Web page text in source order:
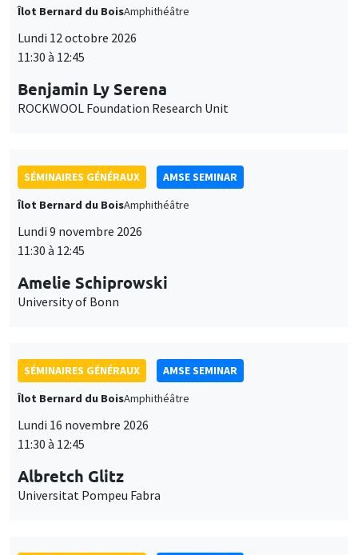
Îlot Bernard du BoisAmphithéâtre
Lundi 12 octobre 2026
11:30 à 12:45
Benjamin Ly Serena
ROCKWOOL Foundation Research Unit
SÉMINAIRES GÉNÉRAUX
AMSE SEMINAR
Îlot Bernard du BoisAmphithéâtre
Lundi 9 novembre 2026
11:30 à 12:45
Amelie Schiprowski
University of Bonn
SÉMINAIRES GÉNÉRAUX
AMSE SEMINAR
Îlot Bernard du BoisAmphithéâtre
Lundi 16 novembre 2026
11:30 à 12:45
Albretch Glitz
Universitat Pompeu Fabra